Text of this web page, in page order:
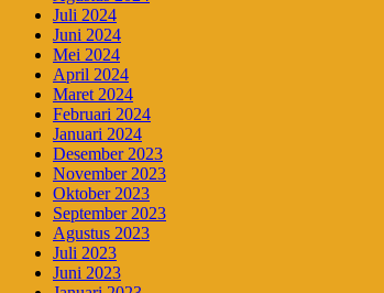
Juli 2024
Juni 2024
Mei 2024
April 2024
Maret 2024
Februari 2024
Januari 2024
Desember 2023
November 2023
Oktober 2023
September 2023
Agustus 2023
Juli 2023
Juni 2023